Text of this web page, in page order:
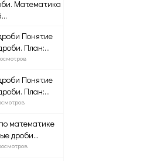
Математика
Понятие
План:...
Понятие
План:...
математике
дроби...